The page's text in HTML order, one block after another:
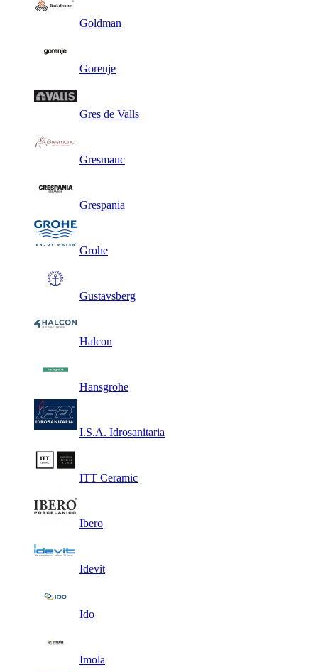
Goldman
Gorenje
Gres de Valls
Gresmanc
Grespania
Grohe
Gustavsberg
Halcon
Hansgrohe
I.S.A. Idrosanitaria
ITT Ceramic
Ibero
Idevit
Ido
Imola